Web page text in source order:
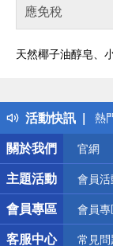
應免稅
天然椰子油醇皂、
活動快訊
得
熱
銀
偏
詐
關於我們
官網
主題活動 會員活
會員專區 會員
客服中心 常見問